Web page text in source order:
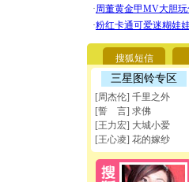
搜狐短信
三星图铃专区
[周杰伦] 千里之外
[誓 言] 求佛
[王力宏] 大城小爱
[王心凌] 花的嫁纱